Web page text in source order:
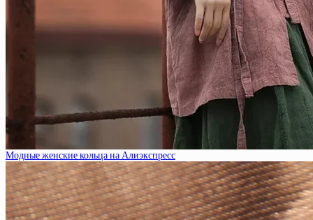
Модные женские кольца на Алиэкспресс